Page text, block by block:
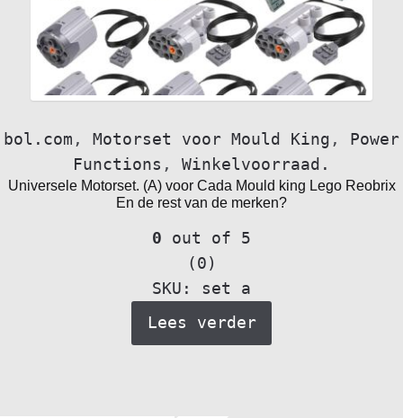
bol.com , Motorset voor Mould King , Power
Functions , Winkelvoorraad.
Universele Motorset. (A) voor Cada Mould king Lego Reobrix
En de rest van de merken?
0 out of 5
(0)
SKU: set a
Lees verder